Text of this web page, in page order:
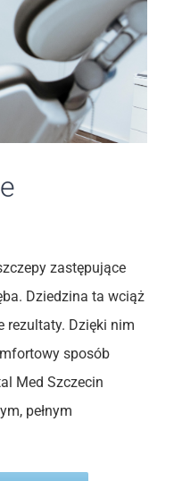
zastępujące
Dziedzina ta wciąż
rezultaty. Dzięki nim
sposób
Med Szczecin
pełnym